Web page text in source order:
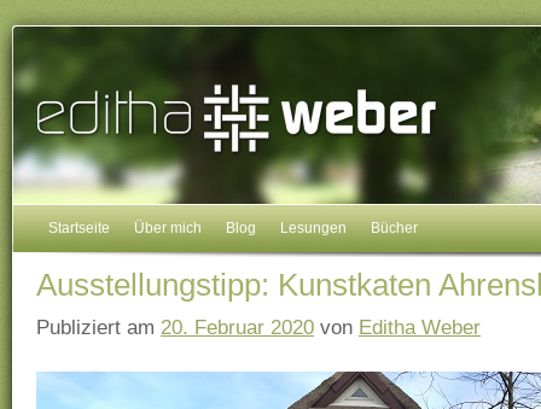
Startseite Über mich Blog Lesungen Bücher
Ausstellungstipp: Kunstkaten
Publiziert am 20. Februar 2020 von Editha Weber